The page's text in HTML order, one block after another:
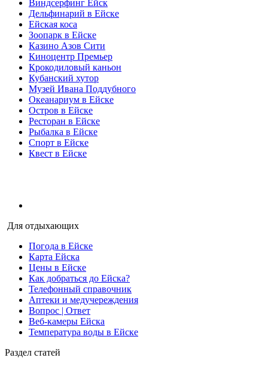
Виндсерфинг Ейск
Дельфинарий в Ейске
Ейская коса
Зоопарк в Ейске
Казино Азов Сити
Киноцентр Премьер
Крокодиловый каньон
Кубанский хутор
Музей Ивана Поддубного
Океанариум в Ейске
Остров в Ейске
Ресторан в Ейске
Рыбалка в Ейске
Спорт в Ейске
Квест в Ейске
Для отдыхающих
Погода в Ейске
Карта Ейска
Цены в Ейске
Как добраться до Ейска?
Телефонный справочник
Аптеки и медучереждения
Вопрос | Ответ
Веб-камеры Ейска
Температура воды в Ейске
Раздел статей